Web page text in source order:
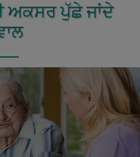
ਅਕਸਰ ਪੁੱਛੇ ਜਾਂਦੇ